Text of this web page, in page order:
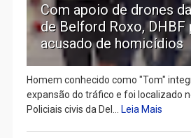
Com apoio de drones
de Belford Roxo, DHBF
acusado de homicídios
Homem conhecido como "Tom"
expansão do tráfico e foi localizado
Policiais civis da Del...
Leia Mais